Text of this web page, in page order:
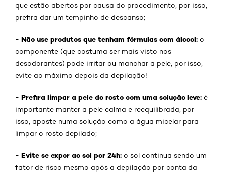
que estão abertos por causa do procedimento, por isso,
prefira dar um tempinho de descanso;
- Não use produtos que tenham fórmulas com álcool: o
componente (que costuma ser mais visto nos
desodorantes) pode irritar ou manchar a pele, por isso,
evite ao máximo depois da depilação!
- Prefira limpar a pele do rosto com uma solução leve: é
importante manter a pele calma e reequilibrada, por
isso, aposte numa solução como a água micelar para
limpar o rosto depilado;
- Evite se expor ao sol por 24h: o sol continua sendo um
fator de risco mesmo após a depilação por conta da